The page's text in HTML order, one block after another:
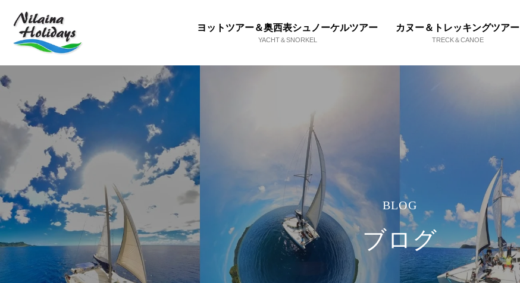
ヨットツアー＆奥西表シュノーケルツアー
YACHT＆SNORKEL
カヌー＆トレッキングツアー
TRECK＆CANOE
BLOG
ブログ